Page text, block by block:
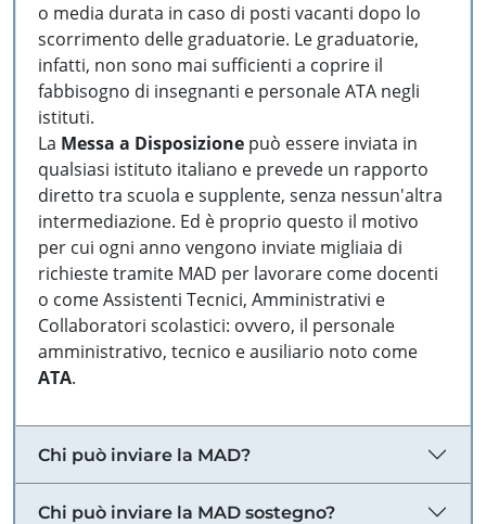
o media durata in caso di posti vacanti dopo lo
scorrimento delle graduatorie. Le graduatorie,
infatti, non sono mai sufficienti a coprire il
fabbisogno di insegnanti e personale ATA negli
istituti.
La Messa a Disposizione può essere inviata in
qualsiasi istituto italiano e prevede un rapporto
diretto tra scuola e supplente, senza nessun'altra
intermediazione. Ed è proprio questo il motivo
per cui ogni anno vengono inviate migliaia di
richieste tramite MAD per lavorare come docenti
o come Assistenti Tecnici, Amministrativi e
Collaboratori scolastici: ovvero, il personale
amministrativo, tecnico e ausiliario noto come
ATA.
Chi può inviare la MAD?
Chi può inviare la MAD sostegno?